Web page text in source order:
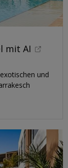
mit AI
und